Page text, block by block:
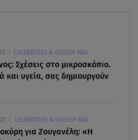
Τώρα με όφελος 2.000
για τα Στενά του Ορμούζ
«Έχω πατήσει φρένο» -
CELEBRITIES & GOSSIP ΝΕΑ
Σχέσεις στο μικροσκόπιο.
και υγεία, σας δημιουργούν
CELEBRITIES & GOSSIP ΝΕΑ
για Ζουγανέλη: «Η